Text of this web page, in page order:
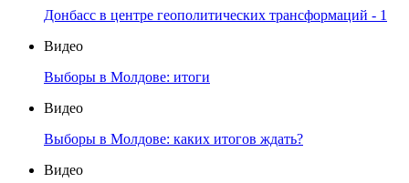
Донбасс в центре геополитических трансформаций - 1
Видео
Выборы в Молдове: итоги
Видео
Выборы в Молдове: каких итогов ждать?
Видео